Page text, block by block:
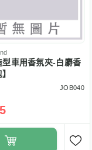
型車用香氛夾-白麝香
JOB040